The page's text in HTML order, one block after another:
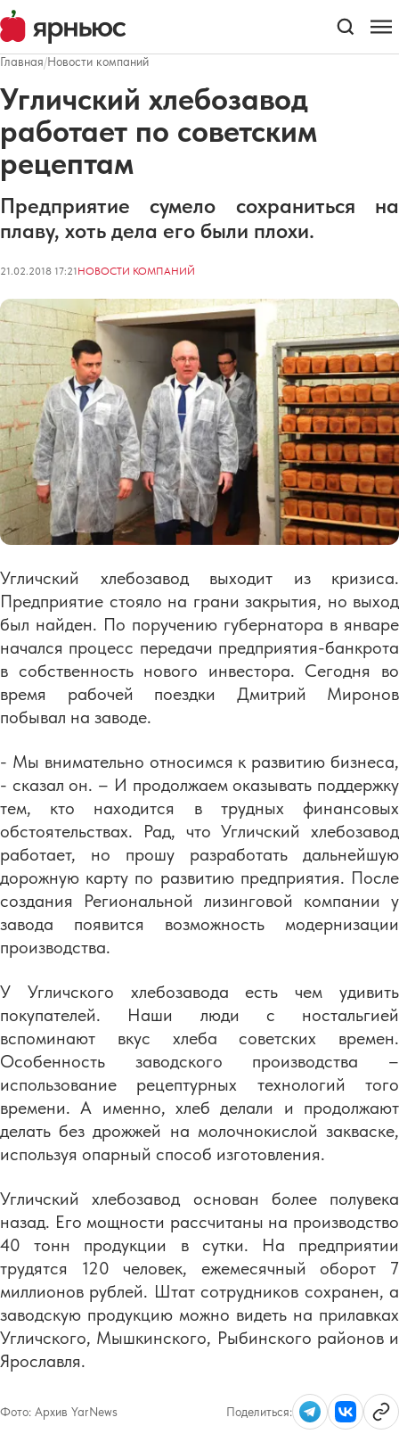
Главная/Новости компаний
Угличский хлебозавод
работает по советским
рецептам
Предприятие сумело сохраниться на
плаву, хоть дела его были плохи.
21.02.2018 17:21НОВОСТИ КОМПАНИЙ
Угличский хлебозавод выходит из кризиса.
Предприятие стояло на грани закрытия, но выход
был найден. По поручению губернатора в январе
начался процесс передачи предприятия-банкрота
в собственность нового инвестора. Сегодня во
время рабочей поездки Дмитрий Миронов
побывал на заводе.
- Мы внимательно относимся к развитию бизнеса,
- сказал он. – И продолжаем оказывать поддержку
тем, кто находится в трудных финансовых
обстоятельствах. Рад, что Угличский хлебозавод
работает, но прошу разработать дальнейшую
дорожную карту по развитию предприятия. После
создания Региональной лизинговой компании у
завода появится возможность модернизации
производства.
У Угличского хлебозавода есть чем удивить
покупателей. Наши люди с ностальгией
вспоминают вкус хлеба советских времен.
Особенность заводского производства –
использование рецептурных технологий того
времени. А именно, хлеб делали и продолжают
делать без дрожжей на молочнокислой закваске,
используя опарный способ изготовления.
Угличский хлебозавод основан более полувека
назад. Его мощности рассчитаны на производство
40 тонн продукции в сутки. На предприятии
трудятся 120 человек, ежемесячный оборот 7
миллионов рублей. Штат сотрудников сохранен, а
заводскую продукцию можно видеть на прилавках
Угличского, Мышкинского, Рыбинского районов и
Ярославля.
Фото: Архив YarNews Поделиться: